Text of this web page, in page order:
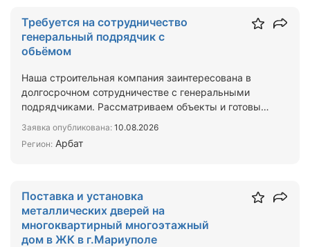
Требуется на сотрудничество
генеральный подрядчик с
обьёмом
Наша строительная компания заинтересована в
долгосрочном сотрудничестве с генеральными
подрядчиками. Рассматриваем объекты и готовы
Заявка опубликована: 10.08.2026
Регион: Арбат
Поставка и установка
металлических дверей на
многоквартирный многоэтажный
дом в ЖК в г.Мариуполе